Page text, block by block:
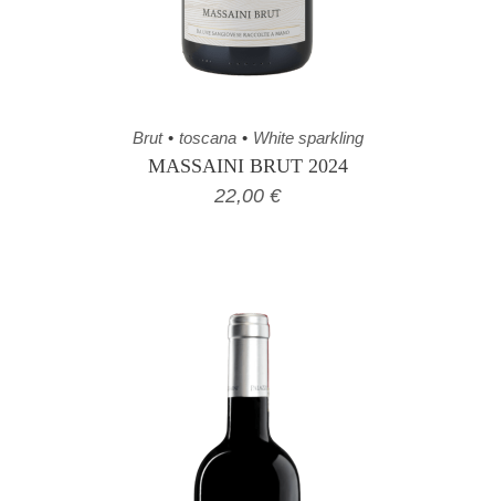
Brut toscana White sparkling
MASSAINI BRUT 2024
22,00 €